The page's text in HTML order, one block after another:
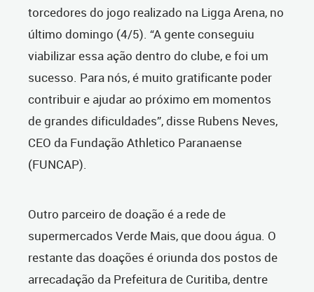
torcedores do jogo realizado na Ligga Arena, no
último domingo (4/5). “A gente conseguiu
viabilizar essa ação dentro do clube, e foi um
sucesso. Para nós, é muito gratificante poder
contribuir e ajudar ao próximo em momentos
de grandes dificuldades”, disse Rubens Neves,
CEO da Fundação Athletico Paranaense
(FUNCAP).
Outro parceiro de doação é a rede de
supermercados Verde Mais, que doou água. O
restante das doações é oriunda dos postos de
arrecadação da Prefeitura de Curitiba, dentre